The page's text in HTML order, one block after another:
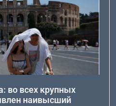
во всех крупных
наивысший